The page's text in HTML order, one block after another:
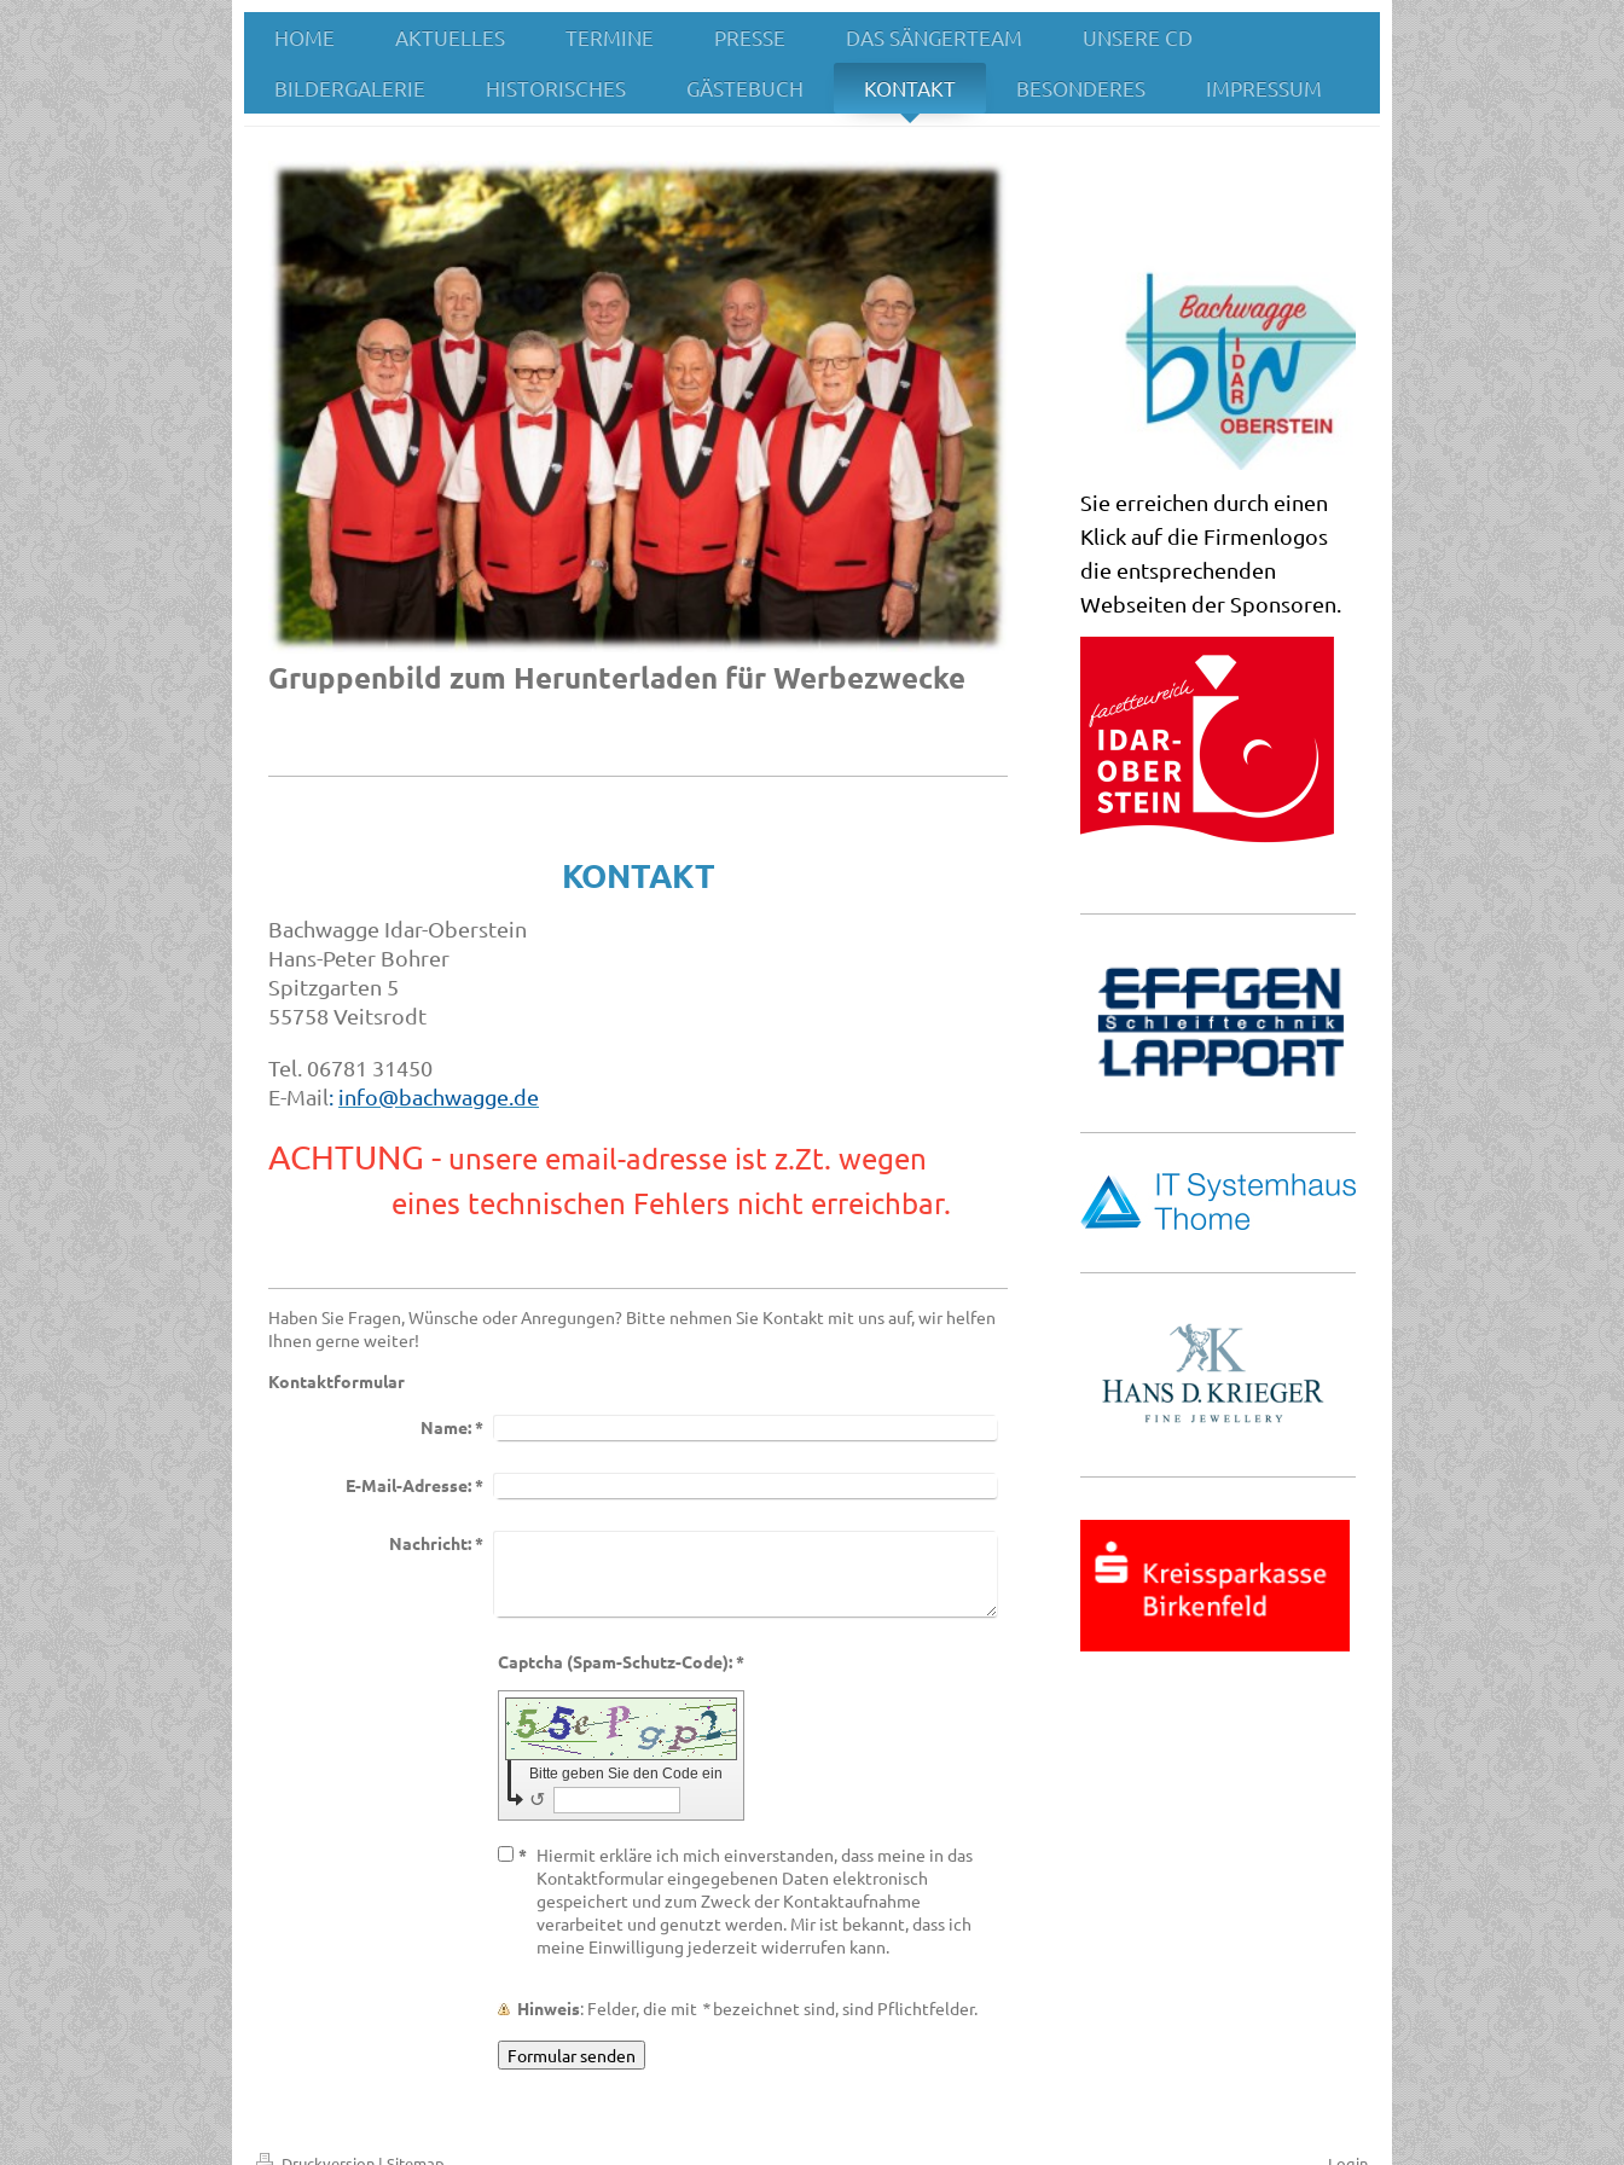
HOME AKTUELLES TERMINE PRESSE DAS SÄNGERTEAM
UNSERE CD
BILDERGALERIE
HISTORISCHES GÄSTEBUCH KONTAKT BESONDERES IMPRESSUM
Bildergalerie
Gruppenbild zum Herunterladen für Werbezwecke
KONTAKT
Bachwagge Idar-Oberstein
Hans-Peter Bohrer
Spitzgarten 5
55758 Veitsrodt
Tel. 06781 31450
E-Mail: info@bachwagge.de
ACHTUNG - unsere email-adresse ist z.Zt. wegen
eines technischen Fehlers nicht erreichbar.
Haben Sie Fragen, Wünsche oder Anregungen? Bitte nehmen Sie Kontakt mit uns auf, wir helfen
Ihnen gerne weiter!
Kontaktformular
Name:*
E-Mail-Adresse:*
Nachricht:*
Captcha (Spam-Schutz-Code): *
Bitte geben Sie den Code ein
↺
* Hiermit erkläre ich mich einverstanden, dass meine in das
Kontaktformular eingegebenen Daten elektronisch
gespeichert und zum Zweck der Kontaktaufnahme
verarbeitet und genutzt werden. Mir ist bekannt, dass ich
meine Einwilligung jederzeit widerrufen kann.
Hinweis : Felder, die mit *bezeichnet sind, sind Pflichtfelder.
Sie erreichen durch einen
Klick auf die Firmenlogos
die entsprechenden
Webseiten der Sponsoren.